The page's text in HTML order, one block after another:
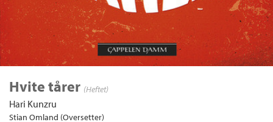
Hvite tårer (Heftet)
Hari Kunzru
Stian Omland (Oversetter)